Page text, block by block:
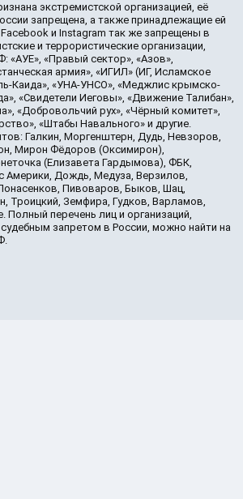
экстремистской организацией, её
запрещена, а также принадлежащие ей
и Instagram так же запрещены в
и террористические организации,
«АУЕ», «Правый сектор», «Азов»,
армия», «ИГИЛ» (ИГ, Исламское
Каида», «УНА-УНСО», «Меджлис крымско-
«Свидетели Иеговы», «Движение Талибан»,
«Добровольчий рух», «Чёрный комитет»,
«Штабы Навального» и другие.
Галкин, Моргенштерн, Дудь, Невзоров,
Мирон Фёдоров (Оксимирон),
(Елизавета Гардымова), ФБК,
Америки, Дождь, Медуза, Верзилов,
Пивоваров, Быков, Шац,
Троицкий, Земфира, Гудков, Варламов,
Полный перечень лиц и организаций,
запретом в России, можно найти на